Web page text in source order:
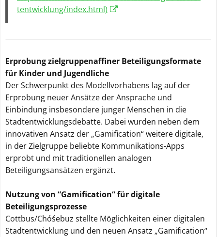
tentwicklung/index.html)
Erprobung zielgruppenaffiner Beteiligungsformate
für Kinder und Jugendliche
Der Schwerpunkt des Modellvorhabens lag auf der
Erprobung neuer Ansätze der Ansprache und
Einbindung insbesondere junger Menschen in die
Stadtentwicklungsdebatte. Dabei wurden neben dem
innovativen Ansatz der „Gamification“ weitere digitale,
in der Zielgruppe beliebte Kommunikations-Apps
erprobt und mit traditionellen analogen
Beteiligungsansätzen ergänzt.
Nutzung von “Gamification“ für digitale
Beteiligungsprozesse
Cottbus/Chóśebuz stellte Möglichkeiten einer digitalen
Stadtentwicklung und den neuen Ansatz „Gamification“